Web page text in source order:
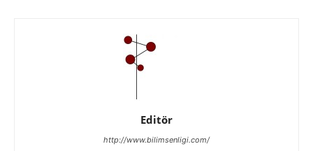
Editör
http://www.bilimsenligi.com/